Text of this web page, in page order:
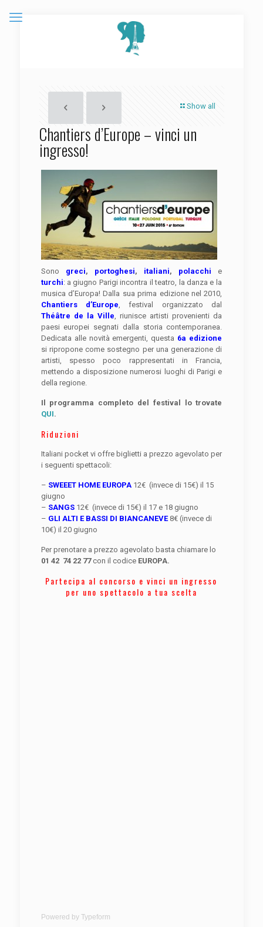
Show all
Chantiers d’Europe – vinci un
ingresso!
Sono greci, portoghesi, italiani, polacchi
e
turchi: a giugno Parigi incontra il teatro, la danza e la
musica d’Europa! Dalla sua prima edizione nel 2010,
Chantiers d’Europe, festival organizzato dal
Théâtre de la Ville, riunisce artisti provenienti da
paesi europei segnati dalla storia contemporanea.
Dedicata alle novità emergenti, questa 6a edizione
si ripropone come sostegno per una generazione di
artisti, spesso poco rappresentati in Francia,
mettendo a disposizione numerosi luoghi di Parigi e
della regione.
Il programma completo del festival lo trovate
QUI.
Riduzioni
Italiani pocket vi offre biglietti a prezzo agevolato per
i seguenti spettacoli:
– SWEEET HOME EUROPA12€ (invece di 15€) il 15
giugno
– SANGS 12€ (invece di 15€) il 17 e 18 giugno
– GLI ALTI E BASSI DI BIANCANEVE8€ (invece di
10€) il 20 giugno
Per prenotare a prezzo agevolato basta chiamare lo
01 42 74 22 77con il codice EUROPA.
Partecipa al concorso e vinci un ingresso
per uno spettacolo a tua scelta
Powered by Typeform